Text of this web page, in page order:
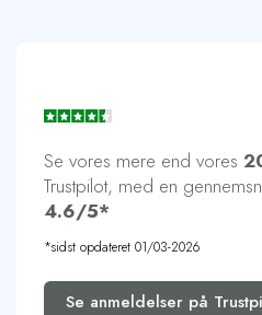
Se vores mere end vores
Trustpilot, med en
4.6/5*
*sidst opdateret 01/03-2026
Se anmeldelser på